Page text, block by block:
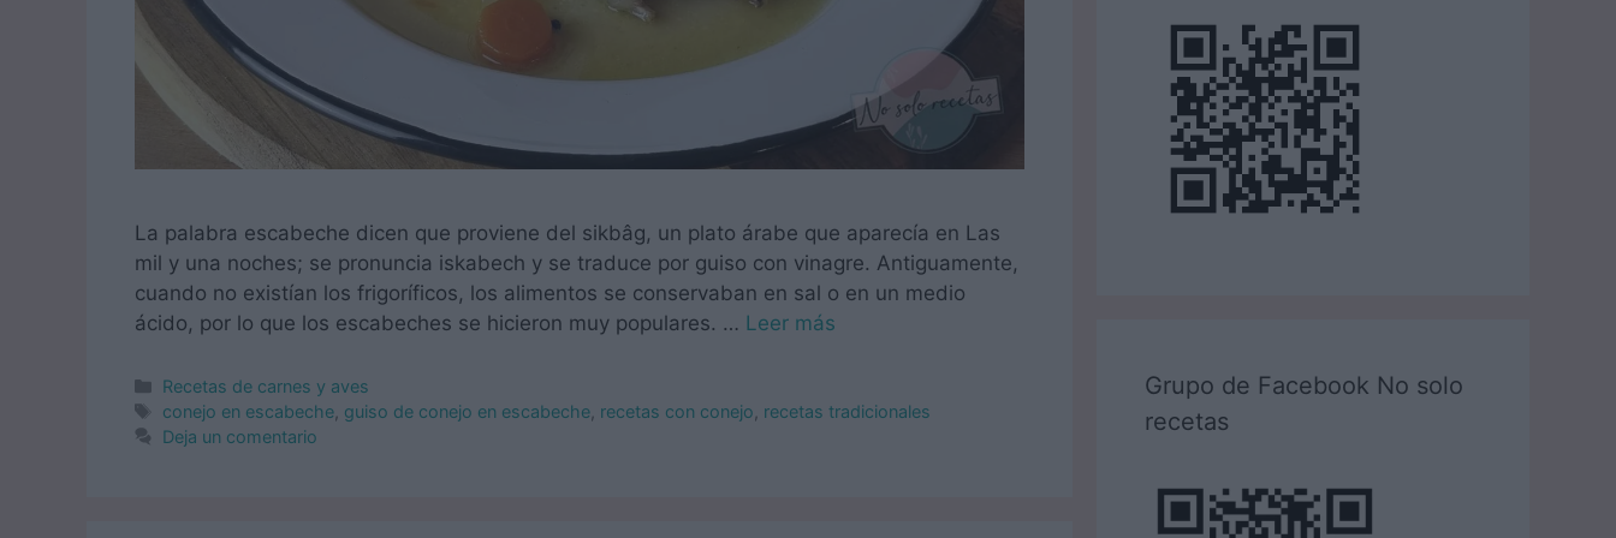
La palabra escabeche dicen que proviene del sikbâg, un plato árabe que aparecía en Las
mil y una noches; se pronuncia iskabech y se traduce por guiso con vinagre. Antiguamente,
cuando no existían los frigoríficos, los alimentos se conservaban en sal o en un medio
ácido, por lo que los escabeches se hicieron muy populares. … Leer más
Categorías
Recetas de carnes y aves
Etiquetas
conejo en escabeche guiso de conejo en escabeche recetas con conejo recetas tradicionales
Deja un comentario
Grupo de Facebook No solo
recetas